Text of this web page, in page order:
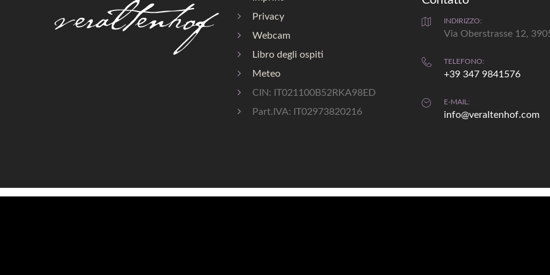
Privacy
Webcam
Libro degli ospiti
Meteo
CIN: IT021100B52RKA98ED
Part.IVA: IT02973820216
INDIRIZZO:
Via Oberstrasse 12,
TELEFONO:
+39 347 9841576
E-MAIL:
info@veraltenhof.com